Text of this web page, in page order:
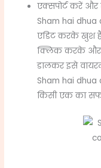
एक्सपोर्ट करें
Sham hai
एडिट करके खुश हैं
क्लिक करके और
डालकर इसे
Sham hai
किसी एक का